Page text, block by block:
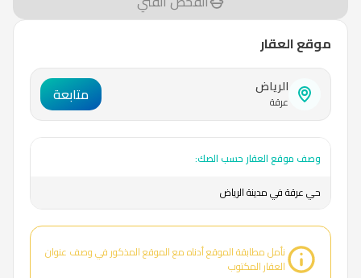
موقع العقار
الرياض
عرقة متابعة
وصف موقع العقار حسب الصك:
حي عرقة في مدينة الرياض
نأمل مطابقة الموقع أدناه مع الموقع المذكور في وصف عنوان
العقار المكتوب